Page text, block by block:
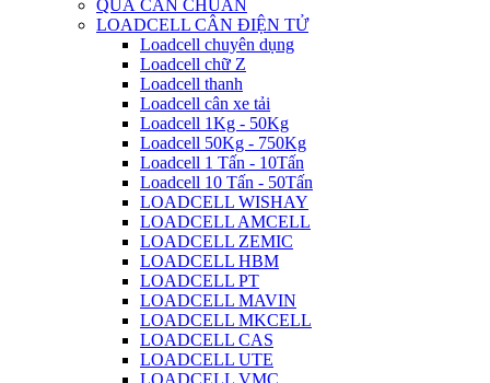
QUẢ CÂN CHUẨN
LOADCELL CÂN ĐIỆN TỬ
Loadcell chuyên dụng
Loadcell chữ Z
Loadcell thanh
Loadcell cân xe tải
Loadcell 1Kg - 50Kg
Loadcell 50Kg - 750Kg
Loadcell 1 Tấn - 10Tấn
Loadcell 10 Tấn - 50Tấn
LOADCELL WISHAY
LOADCELL AMCELL
LOADCELL ZEMIC
LOADCELL HBM
LOADCELL PT
LOADCELL MAVIN
LOADCELL MKCELL
LOADCELL CAS
LOADCELL UTE
LOADCELL VMC